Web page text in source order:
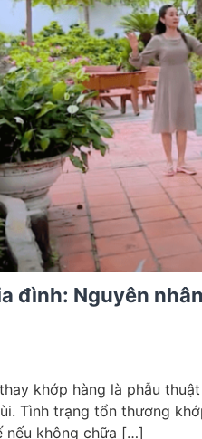
đình: Nguyên
khớp hàng là phẫu
Tình trạng tổn thương
nếu không chữa […]